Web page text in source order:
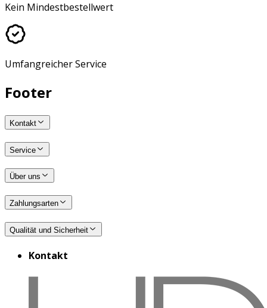
Kein Mindestbestellwert
Umfangreicher Service
Footer
Kontakt
Service
Über uns
Zahlungsarten
Qualität und Sicherheit
Kontakt